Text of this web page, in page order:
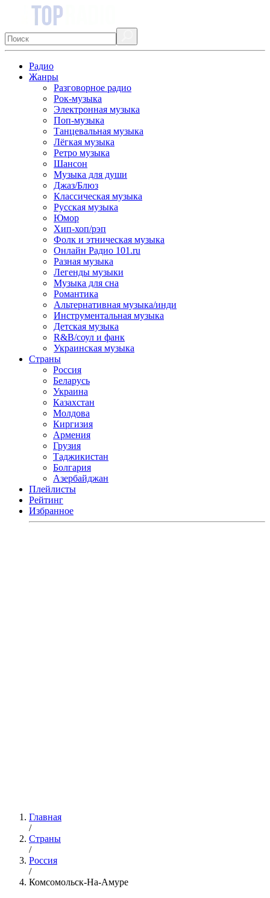
Радио
Жанры
Разговорное радио
Рок-музыка
Электронная музыка
Поп-музыка
Танцевальная музыка
Лёгкая музыка
Ретро музыка
Шансон
Музыка для души
Джаз/Блюз
Классическая музыка
Русская музыка
Юмор
Хип-хоп/рэп
Фолк и этническая музыка
Онлайн Радио 101.ru
Разная музыка
Легенды музыки
Музыка для сна
Романтика
Альтернативная музыка/инди
Инструментальная музыка
Детская музыка
R&B/cоул и фанк
Украинская музыка
Страны
Россия
Беларусь
Украина
Казахстан
Молдова
Киргизия
Армения
Грузия
Таджикистан
Болгария
Азербайджан
Плейлисты
Рейтинг
Избранное
Главная
/
Страны
/
Россия
/
Комсомольск-На-Амуре